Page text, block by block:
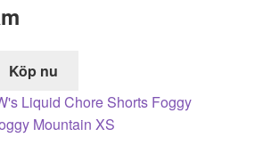
Köp nu